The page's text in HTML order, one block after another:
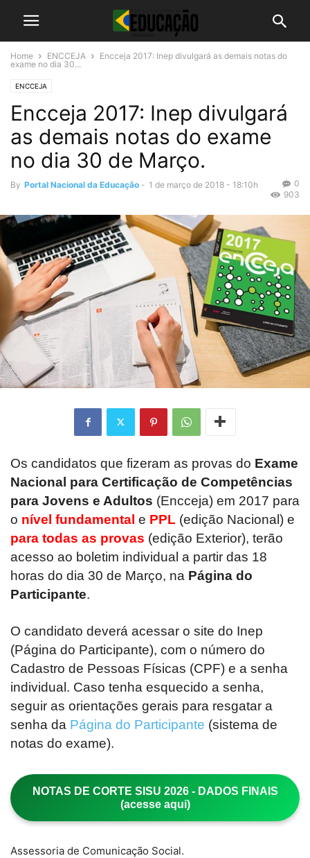
Home ENCCEJA
Encceja 2017: Inep divulgará as demais notas do
exame no dia 30...
ENCCEJA
Encceja 2017: Inep divulgará
as demais notas do exame
no dia 30 de Março.
By Portal Nacional da Educação - 1 de março de 2018 - 18:10h
0
903
Os candidatos que fizeram as provas do Exame
Nacional para Certificação de Competências
para Jovens e Adultos (Encceja) em 2017 para
o nível fundamental e PPL (edição Nacional) e
para todas as provas (edição Exterior), terão
acesso ao boletim individual a partir das 18
horas do dia 30 de Março, na Página do
Participante.
O candidato deverá acessar o site do Inep
(Página do Participante), com o número do
Cadastro de Pessoas Físicas (CPF) e a senha
individual. Caso tenha esquecido a senha,
seguir as orientações gerais para resgatar a
senha da Página do Participante (sistema de
notas do exame).
NOTAS DE CORTE SISU 2026 - DADOS FINAIS
(acesse aqui)
Assessoria de Comunicação Social.